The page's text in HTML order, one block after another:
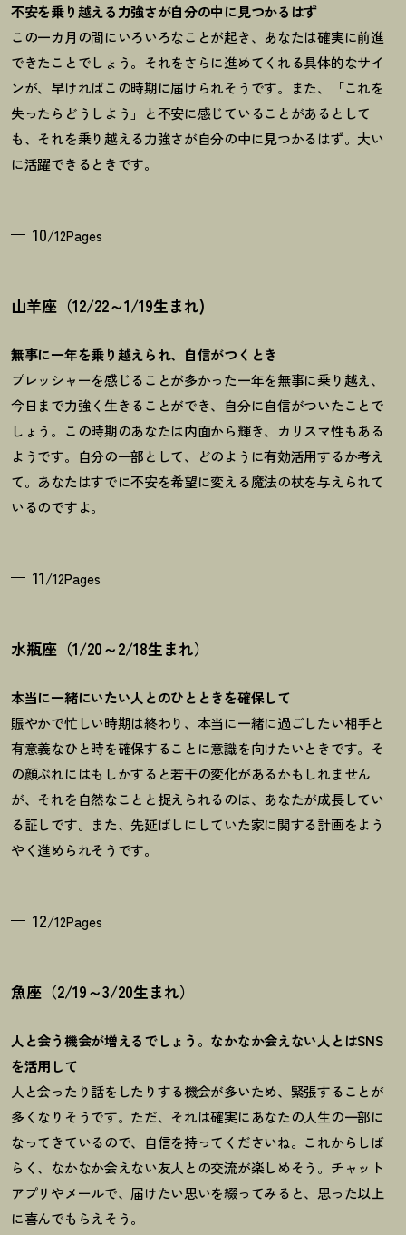
不安を乗り越える力強さが自分の中に見つかるはず
この一カ月の間にいろいろなことが起き、あなたは確実に前進
できたことでしょう。それをさらに進めてくれる具体的なサイ
ンが、早ければこの時期に届けられそうです。また、「これを
失ったらどうしよう」と不安に感じていることがあるとして
も、それを乗り越える力強さが自分の中に見つかるはず。大い
に活躍できるときです。
10/12Pages
山羊座（12/22～1/19生まれ)
無事に一年を乗り越えられ、自信がつくとき
プレッシャーを感じることが多かった一年を無事に乗り越え、
今日まで力強く生きることができ、自分に自信がついたことで
しょう。この時期のあなたは内面から輝き、カリスマ性もある
ようです。自分の一部として、どのように有効活用するか考え
て。あなたはすでに不安を希望に変える魔法の杖を与えられて
いるのですよ。
11/12Pages
水瓶座（1/20～2/18生まれ）
本当に一緒にいたい人とのひとときを確保して
賑やかで忙しい時期は終わり、本当に一緒に過ごしたい相手と
有意義なひと時を確保することに意識を向けたいときです。そ
の顔ぶれにはもしかすると若干の変化があるかもしれません
が、それを自然なことと捉えられるのは、あなたが成長してい
る証しです。また、先延ばしにしていた家に関する計画をよう
やく進められそうです。
12/12Pages
魚座（2/19～3/20生まれ）
人と会う機会が増えるでしょう。なかなか会えない人とはSNS
を活用して
人と会ったり話をしたりする機会が多いため、緊張することが
多くなりそうです。ただ、それは確実にあなたの人生の一部に
なってきているので、自信を持ってくださいね。これからしば
らく、なかなか会えない友人との交流が楽しめそう。チャット
アプリやメールで、届けたい思いを綴ってみると、思った以上
に喜んでもらえそう。